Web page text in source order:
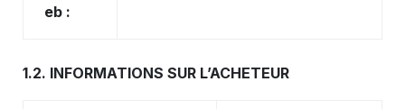
eb :
1.2. INFORMATIONS SUR L’ACHETEUR